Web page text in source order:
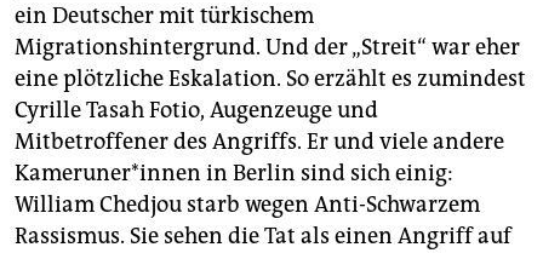
ein Deutscher mit türkischem
Migrationshintergrund. Und der „Streit“ war eher
eine plötzliche Eskalation. So erzählt es zumindest
Cyrille Tasah Fotio, Augenzeuge und
Mitbetroffener des Angriffs. Er und viele andere
Ka­me­ru­ne­r*in­nen in Berlin sind sich einig:
William Chedjou starb wegen Anti-Schwarzem
Rassismus. Sie sehen die Tat als einen Angriff auf